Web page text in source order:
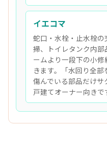
イエコマ
蛇口・水栓・止水栓
掃、トイレタンク内
ームより一段下の小
きます。「水回り全部
傷んでいる部品だけサ
戸建てオーナー向きで